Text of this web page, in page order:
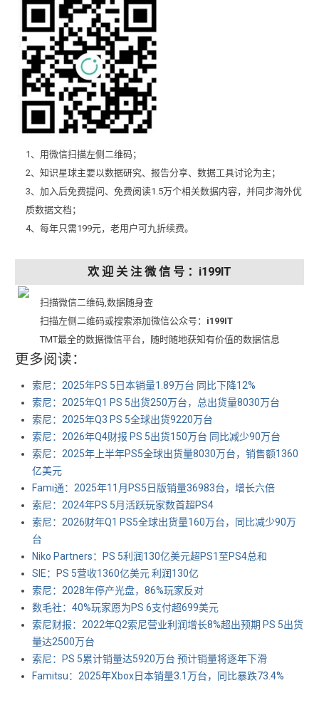
1、用微信扫描左侧二维码；
2、知识星球主要以数据研究、报告分享、数据工具讨论为主；
3、加入后免费提问、免费阅读1.5万个相关数据内容，并同步海外优
质数据文档；
4、每年只需199元，老用户可九折续费。
欢 迎 关 注 微 信 号 ：i199IT
扫描微信二维码,数据随身查
扫描左侧二维码或搜索添加微信公众号： i199IT
TMT最全的数据微信平台，随时随地获知有价值的数据信息
更多阅读：
索尼：2025年PS 5日本销量1.89万台 同比下降12%
索尼：2025年Q1 PS 5出货250万台，总出货量8030万台
索尼：2025年Q3 PS 5全球出货9220万台
索尼：2026年Q4财报 PS 5出货150万台 同比减少90万台
索尼：2025年上半年PS5全球出货量8030万台，销售额1360
亿美元
Fami通：2025年11月PS5日版销量36983台，增长六倍
索尼：2024年PS 5月活跃玩家数首超PS4
索尼：2026财年Q1 PS5全球出货量160万台，同比减少90万
台
Niko Partners：PS 5利润130亿美元超PS1至PS4总和
SIE：PS 5营收1360亿美元 利润130亿
索尼：2028年停产光盘，86%玩家反对
数毛社：40%玩家愿为PS 6支付超699美元
索尼财报：2022年Q2索尼营业利润增长8%超出预期 PS 5出货
量达2500万台
索尼：PS 5累计销量达5920万台 预计销量将逐年下滑
Famitsu：2025年Xbox日本销量3.1万台，同比暴跌73.4%